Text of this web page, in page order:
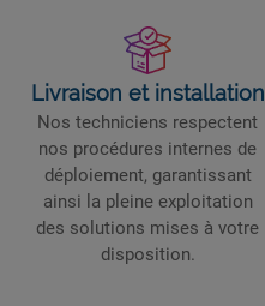
Livraison et installation
Nos techniciens respectent
nos procédures internes de
déploiement, garantissant
ainsi la pleine exploitation
des solutions mises à votre
disposition.